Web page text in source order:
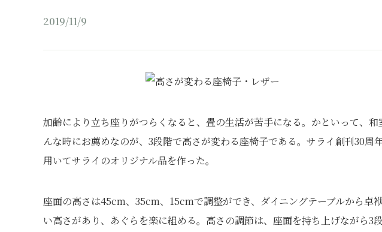
2019/11/9
加齢により立ち座りがつらくなると、畳の生活が苦手になる。かといって、
んな時にお薦めなのが、3段階で高さが変わる座椅子である。サライ創刊30周
用いてサライのオリジナル品を作った。
座面の高さは45cm、35cm、15cmで調整ができ、ダイニングテーブルから卓
い高さがあり、あぐらを楽に組める。高さの調節は、座面を持ち上げながら3